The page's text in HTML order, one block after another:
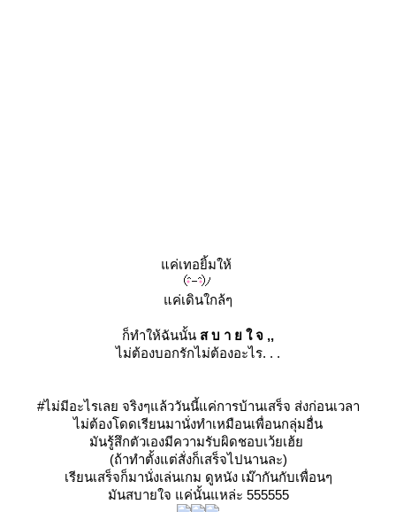
ค่เทอยิ้มให้
ค่เดินใกล้ๆ
ก็ทำให้ฉันนั้น ส บ า ย ใ จ ,,
ไม่ต้องบอกรักไม่ต้องอะไร. . .
#ไม่มีอะไรเลย จริงๆแล้ววันนี้แค่การบ้านเสร็จ ส่งก่อนเวลา
ไม่ต้องโดดเรียนมานั่งทำเหมือนเพื่อนกลุ่มอื่น
มันรู้สึกตัวเองมีความรับผิดชอบเว้ยเฮ้
(ถ้าทำตั้งแต่สั่งก็เสร็จไปนานละ)
เรียนเสร็จก็มานั่งเล่นเกม ดูหนัง เม๊ากันกับเพื่อนๆ
มันสบายใจ แค่นั้นแหล่ะ 555555